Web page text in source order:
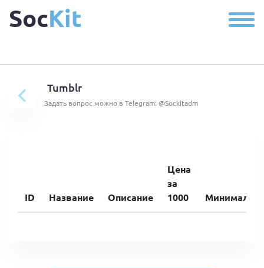
SocKit
Tumblr
Задать вопрос можно в Telegram: @Sockitadm
ID Название Описание
Цена
за
1000